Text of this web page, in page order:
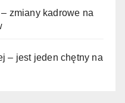
zmiany kadrowe na
– jest jeden chętny na